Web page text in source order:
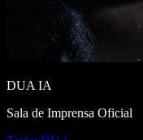
DUA IA
Sala de Imprensa Oficial